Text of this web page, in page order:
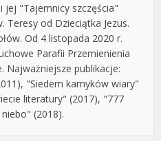
jej "Tajemnicy szczęścia"
Teresy od Dzieciątka Jezus.
Od 4 listopada 2020 r.
Parafii Przemienienia
Najważniejsze publikacje:
"Siedem kamyków wiary"
literatury" (2017), "777
(2018).